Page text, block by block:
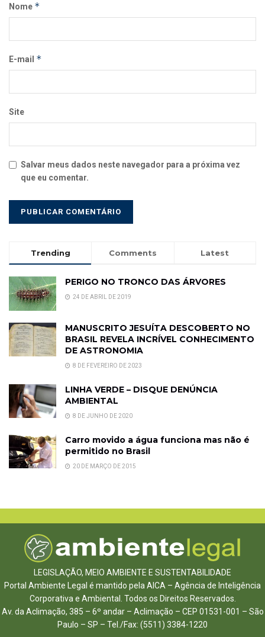
Nome *
E-mail *
Site
Salvar meus dados neste navegador para a próxima vez
que eu comentar.
Trending Comments Latest
PERIGO NO TRONCO DAS ÁRVORES
24 DE ABRIL DE 2019
MANUSCRITO JESUÍTA DESCOBERTO NO
BRASIL REVELA INCRÍVEL CONHECIMENTO
DE ASTRONOMIA
8 DE FEVEREIRO DE 2023
LINHA VERDE – DISQUE DENÚNCIA
AMBIENTAL
8 DE JUNHO DE 2020
Carro movido a água funciona mas não é
permitido no Brasil
20 DE MARÇO DE 2015
LEGISLAÇÃO, MEIO AMBIENTE E SUSTENTABILIDADE
Portal Ambiente Legal é mantido pela AICA – Agência de Inteligência
Corporativa e Ambiental. Todos os Direitos Reservados.
Av. da Aclimação, 385 – 6º andar – Aclimação – CEP 01531-001 – São
Paulo – SP – Tel./Fax: (5511) 3384-1220